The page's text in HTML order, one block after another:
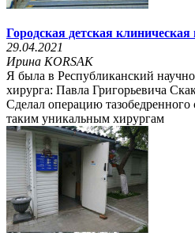
Городская детская
29.04.2021
Ирина KORSAK
Я была в Республиканский
хирурга: Павла Григорьевича
Сделал операцию
таким уникальным хирургам